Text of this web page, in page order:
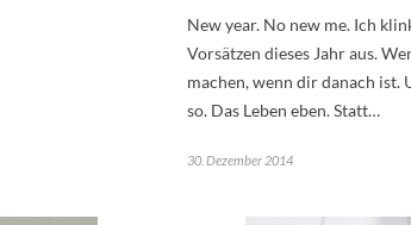
New year. No new me. Ich
Vorsätzen dieses Jahr aus.
machen, wenn dir danach ist.
so. Das Leben eben. Statt…
30. Dezember 2014